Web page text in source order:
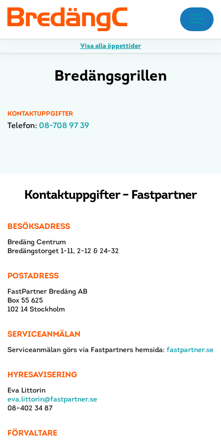
Meny
Visa alla öppettider
Bredängsgrillen
KONTAKTUPPGIFTER
Telefon: 08-708 97 39
Kontaktuppgifter – Fastpartner
BESÖKSADRESS
Bredäng Centrum
Bredängstorget 1-11, 2-12 & 24-32
POSTADRESS
FastPartner Bredäng AB
Box 55 625
102 14 Stockholm
SERVICEANMÄLAN
Serviceanmälan görs via Fastpartners hemsida: fastpartner.se
HYRESAVISERING
Eva Littorin
eva.littorin@fastpartner.se
08–402 34 87
FÖRVALTARE